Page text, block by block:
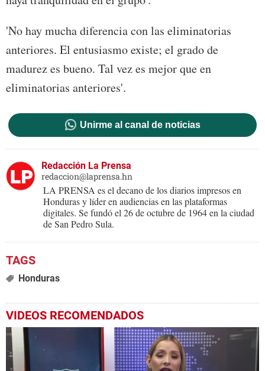
'No hay mucha diferencia con las eliminatorias
anteriores. El entusiasmo existe; el grado de
madurez es bueno. Tal vez es mejor que en
eliminatorias anteriores'.
Unirme al canal de noticias
Redacción La Prensa
redaccion@laprensa.hn
LA PRENSA es el decano de los diarios impresos en
Honduras y líder en audiencias en las plataformas
digitales. Se fundó el 26 de octubre de 1964 en la ciudad
de San Pedro Sula.
Honduras
VIDEOS RECOMENDADOS